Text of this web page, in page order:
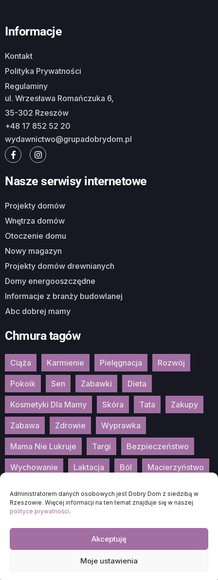
Administratorem danych osobowych jest Dobry Dom z siedzibą w
Rzeszowie. Więcej informacji na ten temat znajduje się w naszej
polityce prywatności.
Akceptuję
Moje ustawienia
Informacje
Kontakt
Polityka Prywatności
Regulaminy
ul. Wrzesława Romańczuka 6,
35-302 Rzeszów
+48 17 852 52 20
wydawnictwo@grupadobrydom.pl
Nasze serwisy internetowe
Projekty domów
Wnętrza domów
Otoczenie domu
Nowy magazyn
Projekty domów drewnianych
Domy energooszczędne
Informacje z branży budowlanej
Abc dobrej mamy
Chmura tagów
Ciąża Karmienie Pielęgnacja Rozwój
Pokoik Sen Zabawki Dieta
Kosmetyki Dla Mamy Skóra Tata Zakupy
Zabawa Zdrowie Wyprawka
Mama Nie Lukruje Targi Bezpieczeństwo
Wychowanie Laktacja Ból Macierzyństwo
DOBRA-MAMA.PL